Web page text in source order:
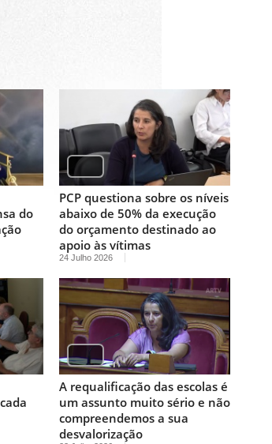
do
PCP questiona sobre os níveis
abaixo de 50% da execução
do orçamento destinado ao
apoio às vítimas
24 Julho 2026
A requalificação das escolas é
um assunto muito sério e não
compreendemos a sua
desvalorização